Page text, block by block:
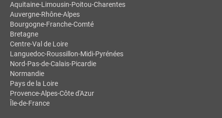
Aquitaine-Limousin-Poitou-Charentes
Auvergne-Rhône-Alpes
Bourgogne-Franche-Comté
Bretagne
Centre-Val de Loire
Languedoc-Roussillon-Midi-Pyrénées
Nord-Pas-de-Calais-Picardie
Normandie
Pays de la Loire
Provence-Alpes-Côte d'Azur
Île-de-France